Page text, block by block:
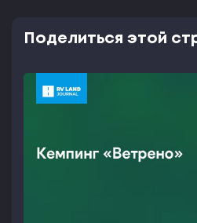
Поделиться этой